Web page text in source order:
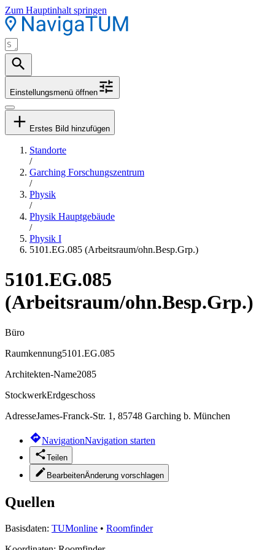
Zum Hauptinhalt springen
Einstellungsmenü öffnen
Erstes Bild hinzufügen
Standorte
/
Garching Forschungszentrum
/
Physik
/
Physik Hauptgebäude
/
Physik I
5101.EG.085 (Arbeitsraum/ohn.Besp.Grp.)
5101.EG.085
(Arbeitsraum/ohn.Besp.Grp.)
Büro
Raumkennung5101.EG.085
Architekten-Name2085
StockwerkErdgeschoss
AdresseJames-Franck-Str. 1, 85748 Garching b. München
NavigationNavigation starten
Teilen
BearbeitenÄnderung vorschlagen
Quellen
Basisdaten: TUMonline • Roomfinder